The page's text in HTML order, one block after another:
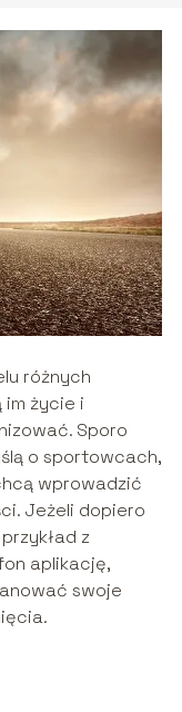
różnych
im życie i
Sporo
o sportowcach,
wprowadzić
Jeżeli dopiero
z
aplikację,
swoje